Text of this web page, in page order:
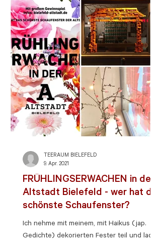
FRÜHLINGSERWACHEN in der
Altstadt Bielefeld - wer hat das
schönste Schaufenster?
Ich nehme mit meinem, mit Haikus (jap.
Gedichte) dekorierten Fester teil und lade
TEERAUM BIELEFELD
9. Apr. 2021